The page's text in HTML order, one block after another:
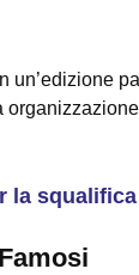
un’edizione
la